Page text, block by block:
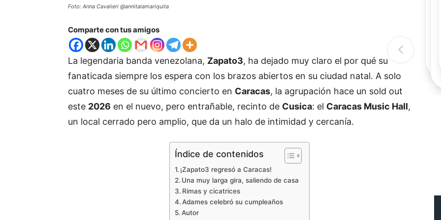
Foto: Anna Cavalieri @annitalamariquita
Comparte con tus amigos
La legendaria banda venezolana, Zapato3, ha dejado muy claro el por qué su
fanaticada siempre los espera con los brazos abiertos en su ciudad natal. A solo
cuatro meses de su último concierto en Caracas, la agrupación hace un sold out
este 2026 en el nuevo, pero entrañable, recinto de Cusica: el Caracas Music Hall,
un local cerrado pero amplio, que da un halo de intimidad y cercanía.
Índice de contenidos
¡Zapato3 regresó a Caracas!
Una muy larga gira, saliendo de casa
Rimas y cicatrices
Adames celebró su cumpleaños
Autor